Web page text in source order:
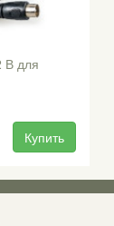
В для
Купить